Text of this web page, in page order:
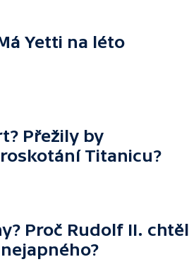
Yetti na léto
Přežily by
Titanicu?
Proč Rudolf II. chtěl